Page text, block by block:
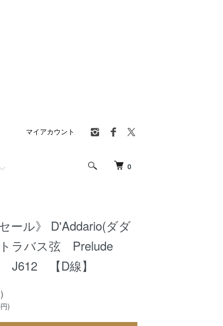
0
マイアカウント
ール》 D'Addario(ダダ
ラバス弦 Prelude
J612 【D線】
)